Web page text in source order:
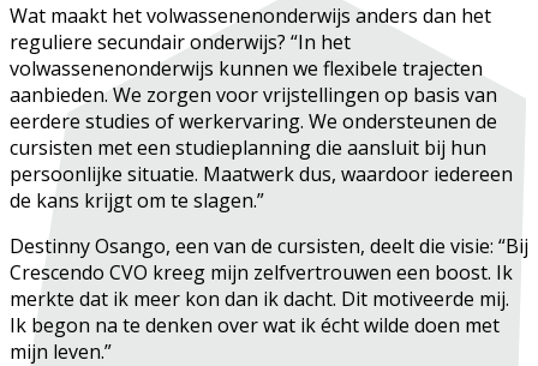
Wat maakt het volwassenenonderwijs anders dan het
reguliere secundair onderwijs? “In het
volwassenenonderwijs kunnen we flexibele trajecten
aanbieden. We zorgen voor vrijstellingen op basis van
eerdere studies of werkervaring. We ondersteunen de
cursisten met een studieplanning die aansluit bij hun
persoonlijke situatie. Maatwerk dus, waardoor iedereen
de kans krijgt om te slagen.”
Destinny Osango, een van de cursisten, deelt die visie: “Bij
Crescendo CVO kreeg mijn zelfvertrouwen een boost. Ik
merkte dat ik meer kon dan ik dacht. Dit motiveerde mij.
Ik begon na te denken over wat ik écht wilde doen met
mijn leven.”